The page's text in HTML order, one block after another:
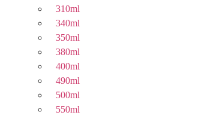
310ml
340ml
350ml
380ml
400ml
490ml
500ml
550ml